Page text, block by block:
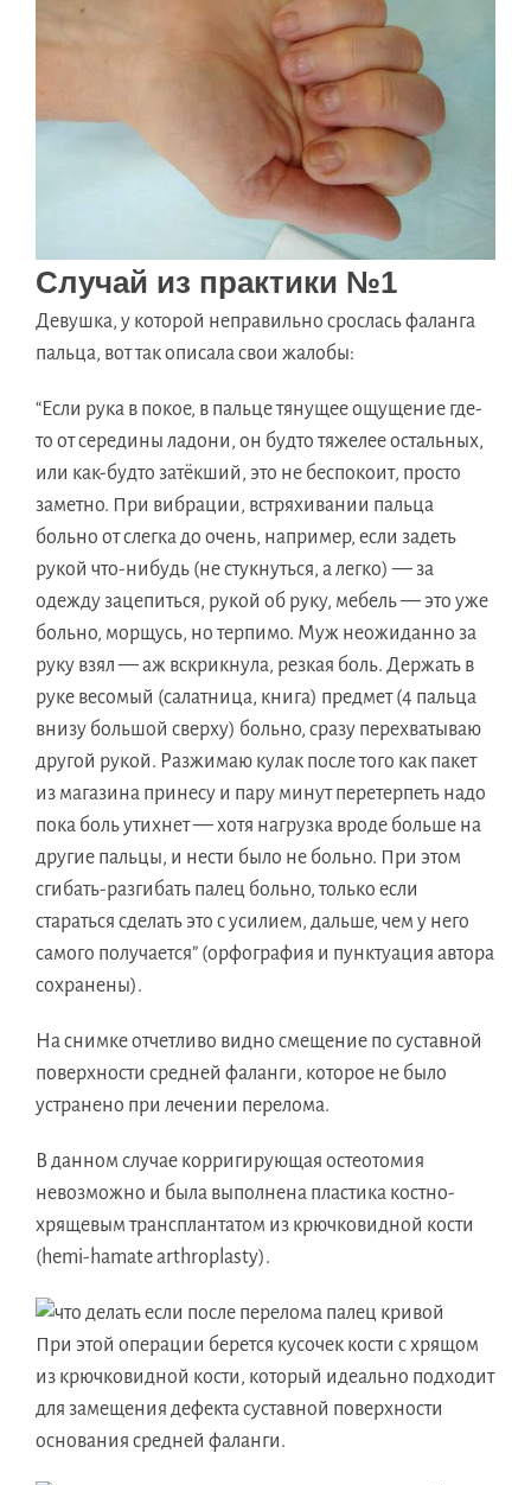
Случай из практики №1
Девушка, у которой неправильно срослась фаланга
пальца, вот так описала свои жалобы:
“Если рука в покое, в пальце тянущее ощущение где-
то от середины ладони, он будто тяжелее остальных,
или как-будто затёкший, это не беспокоит, просто
заметно. При вибрации, встряхивании пальца
больно от слегка до очень, например, если задеть
рукой что-нибудь (не стукнуться, а легко) — за
одежду зацепиться, рукой об руку, мебель — это уже
больно, морщусь, но терпимо. Муж неожиданно за
руку взял — аж вскрикнула, резкая боль. Держать в
руке весомый (салатница, книга) предмет (4 пальца
внизу большой сверху) больно, сразу перехватываю
другой рукой. Разжимаю кулак после того как пакет
из магазина принесу и пару минут перетерпеть надо
пока боль утихнет — хотя нагрузка вроде больше на
другие пальцы, и нести было не больно. При этом
сгибать-разгибать палец больно, только если
стараться сделать это с усилием, дальше, чем у него
самого получается” (орфография и пунктуация автора
сохранены).
На снимке отчетливо видно смещение по суставной
поверхности средней фаланги, которое не было
устранено при лечении перелома.
В данном случае корригирующая остеотомия
невозможно и была выполнена пластика костно-
хрящевым трансплантатом из крючковидной кости
(hemi-hamate arthroplasty).
При этой операции берется кусочек кости с хрящом
из крючковидной кости, который идеально подходит
для замещения дефекта суставной поверхности
основания средней фаланги.